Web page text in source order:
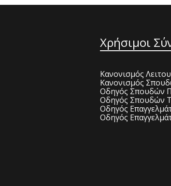
Χρήσιμοι
Κανονισμός
Κανονισμός
Οδηγός Σπουδών
Οδηγός Σπουδών
Οδηγός
Οδηγός